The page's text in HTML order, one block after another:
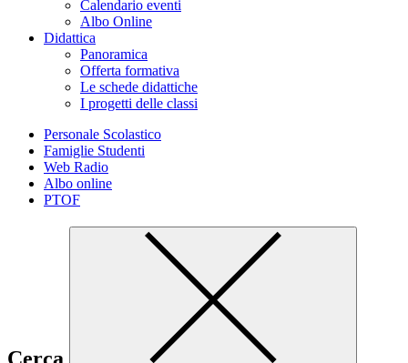
Calendario eventi
Albo Online
Didattica
Panoramica
Offerta formativa
Le schede didattiche
I progetti delle classi
Personale Scolastico
Famiglie Studenti
Web Radio
Albo online
PTOF